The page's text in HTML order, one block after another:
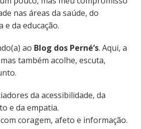
nas áreas da saúde, do
da educação.
ao Blog dos Perné’s. Aqui, a
também acolhe, escuta,
da acessibilidade, da
e da empatia.
coragem, afeto e informação.